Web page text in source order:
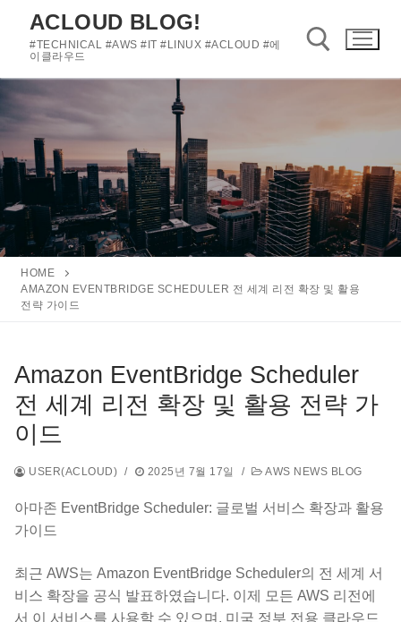
로
로
기
ACLOUD BLOG!
#TECHNICAL #AWS #IT #LINUX #ACLOUD #에
이클라우드
HOME
AMAZON EVENTBRIDGE SCHEDULER 전 세계 리전 확장 및 활용
전략 가이드
Amazon EventBridge Scheduler
전 세계 리전 확장 및 활용 전략 가
이드
USER(ACLOUD) / 2025년 7월 17일 / AWS NEWS BLOG
아마존 EventBridge Scheduler: 글로벌 서비스 확장과 활용
가이드
최근 AWS는 Amazon EventBridge Scheduler의 전 세계 서
비스 확장을 공식 발표하였습니다. 이제 모든 AWS 리전에
서 이 서비스를 사용할 수 있으며, 미국 정부 전용 클라우드